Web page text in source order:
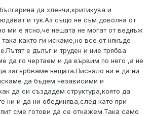
да хленчи,критикува и
и тук.Аз също не съм доволна от
ми е ясно,че нещата не могат от веднъж
както ги искаме,но все от някъде
е дълъг и труден и ние трябва
да го чертаем и да вървим по него ,а не
загърбваме нещата.Писнало ни е да ни
да бъдем независими и
да си създадем структура,която да
ни и да ни обединява,след като при
сме готови да се откажем.Така само